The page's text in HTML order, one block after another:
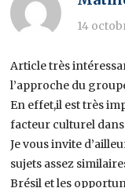
14
Article très
l’approche du
En effet,il est très
facteur culturel
Je vous invite
sujets assez
Brésil et les